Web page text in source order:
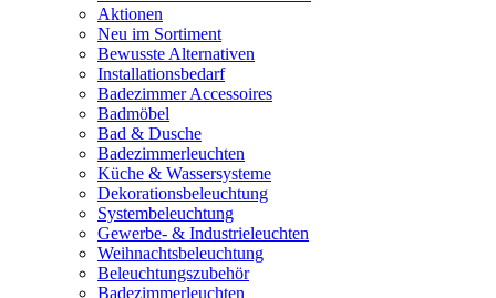
Aktionen
Neu im Sortiment
Bewusste Alternativen
Installationsbedarf
Badezimmer Accessoires
Badmöbel
Bad & Dusche
Badezimmerleuchten
Küche & Wassersysteme
Dekorationsbeleuchtung
Systembeleuchtung
Gewerbe- & Industrieleuchten
Weihnachtsbeleuchtung
Beleuchtungszubehör
Badezimmerleuchten